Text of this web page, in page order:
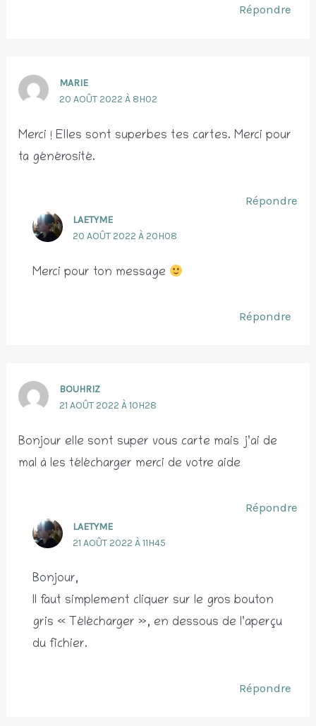
Répondre
MARIE
20 AOÛT 2022 À 8H02
Merci ! Elles sont superbes tes cartes. Merci pour
ta générosité.
Répondre
LAETYME
20 AOÛT 2022 À 20H08
Merci pour ton message
Répondre
BOUHRIZ
21 AOÛT 2022 À 10H28
Bonjour elle sont super vous carte mais j’ai de
mal à les télécharger merci de votre aide
Répondre
LAETYME
21 AOÛT 2022 À 11H45
Bonjour,
Il faut simplement cliquer sur le gros bouton
gris « Télécharger », en dessous de l’aperçu
du fichier.
Répondre